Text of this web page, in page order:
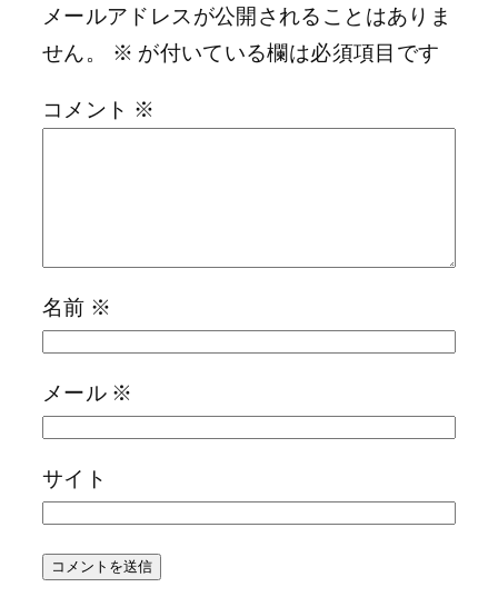
メールアドレスが公開されることはありま
せん。
※ が付いている欄は必須項目です
コメント ※
名前 ※
メール ※
サイト